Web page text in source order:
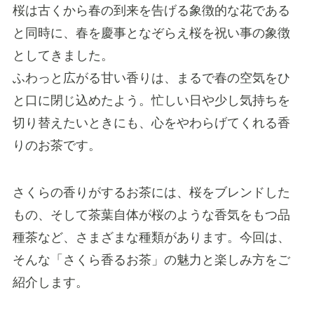
桜は古くから春の到来を告げる象徴的な花である
と同時に、春を慶事となぞらえ桜を祝い事の象徴
としてきました。
ふわっと広がる甘い香りは、まるで春の空気をひ
と口に閉じ込めたよう。忙しい日や少し気持ちを
切り替えたいときにも、心をやわらげてくれる香
りのお茶です。
さくらの香りがするお茶には、桜をブレンドした
もの、そして茶葉自体が桜のような香気をもつ品
種茶など、さまざまな種類があります。今回は、
そんな「さくら香るお茶」の魅力と楽しみ方をご
紹介します。